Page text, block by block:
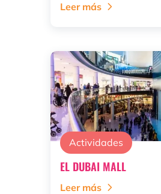
Leer más
Actividades
EL DUBAI MALL
Leer más